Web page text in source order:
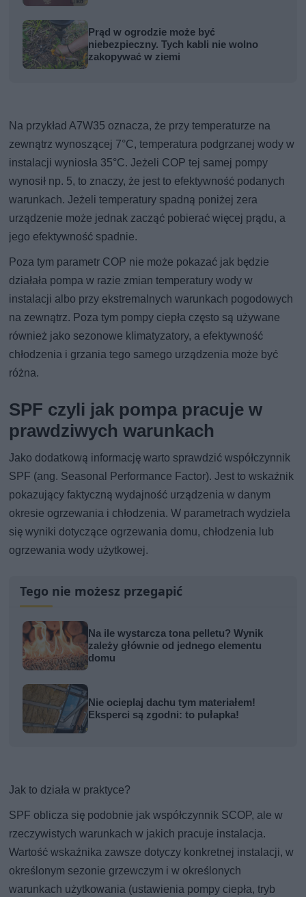
Prąd w ogrodzie może być
niebezpieczny. Tych kabli nie wolno
zakopywać w ziemi
Na przykład A7W35 oznacza, że przy temperaturze na
zewnątrz wynoszącej 7°C, temperatura podgrzanej wody w
instalacji wyniosła 35°C. Jeżeli COP tej samej pompy
wynosił np. 5, to znaczy, że jest to efektywność podanych
warunkach. Jeżeli temperatury spadną poniżej zera
urządzenie może jednak zacząć pobierać więcej prądu, a
jego efektywność spadnie.
Poza tym parametr COP nie może pokazać jak będzie
działała pompa w razie zmian temperatury wody w
instalacji albo przy ekstremalnych warunkach pogodowych
na zewnątrz. Poza tym pompy ciepła często są używane
również jako sezonowe klimatyzatory, a efektywność
chłodzenia i grzania tego samego urządzenia może być
różna.
SPF czyli jak pompa pracuje w
prawdziwych warunkach
Jako dodatkową informację warto sprawdzić współczynnik
SPF (ang. Seasonal Performance Factor). Jest to wskaźnik
pokazujący faktyczną wydajność urządzenia w danym
okresie ogrzewania i chłodzenia. W parametrach wydziela
się wyniki dotyczące ogrzewania domu, chłodzenia lub
ogrzewania wody użytkowej.
Tego nie możesz przegapić
Na ile wystarcza tona pelletu? Wynik
zależy głównie od jednego elementu
domu
Nie ocieplaj dachu tym materiałem!
Eksperci są zgodni: to pułapka!
Jak to działa w praktyce?
SPF oblicza się podobnie jak współczynnik SCOP, ale w
rzeczywistych warunkach w jakich pracuje instalacja.
Wartość wskaźnika zawsze dotyczy konkretnej instalacji, w
określonym sezonie grzewczym i w określonych
warunkach użytkowania (ustawienia pompy ciepła, tryb